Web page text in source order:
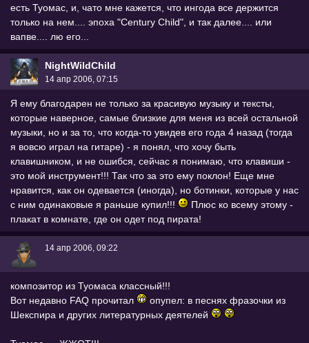
есть Туомас, и, чато мне кажется, что ингода все держится
только на нем.... эпохa "Century Child", и так далее.... или
вапве.... лю его...
NightWildChild
14 апр 2006, 07:15
Я ему благодарен не только за красивую музыку и тексты,
которые наверное, самые близкие для меня из всей остальной
музыки, но и за то, что когда-то увидев его года 4 назад (тогда
я вовсю играл на гитаре) - я понял, что хочу быть
клавишником, и не ошибся, сейчас я понимаю, что клавиши -
это мой инструмент!!! Так что за это ему поклон! Еще мне
нравится, как он одевается (иногда), но ботинки, которые у нас
с ним одинаковые я раньше купил!!!
Плюс ко всему этому -
плакат в комнате, где он одет под пирата!
14 апр 2006, 09:22
композитор из Туомаса классный!!!
Вот недавно FAQ прочитал
опупел: в песнях фразочки из
Шекспира и других литературных деятелей